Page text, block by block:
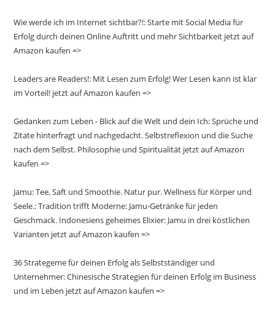
Wie werde ich im Internet sichtbar?!: Starte mit Social Media für
Erfolg durch deinen Online Auftritt und mehr Sichtbarkeit jetzt auf
Amazon kaufen =>
Leaders are Readers!: Mit Lesen zum Erfolg! Wer Lesen kann ist klar
im Vorteil! jetzt auf Amazon kaufen =>
Gedanken zum Leben - Blick auf die Welt und dein Ich: Sprüche und
Zitate hinterfragt und nachgedacht. Selbstreflexion und die Suche
nach dem Selbst. Philosophie und Spiritualität jetzt auf Amazon
kaufen =>
Jamu: Tee, Saft und Smoothie. Natur pur. Wellness für Körper und
Seele.: Tradition trifft Moderne: Jamu-Getränke für jeden
Geschmack. Indonesiens geheimes Elixier: Jamu in drei köstlichen
Varianten jetzt auf Amazon kaufen =>
36 Strategeme für deinen Erfolg als Selbstständiger und
Unternehmer: Chinesische Strategien für deinen Erfolg im Business
und im Leben jetzt auf Amazon kaufen =>